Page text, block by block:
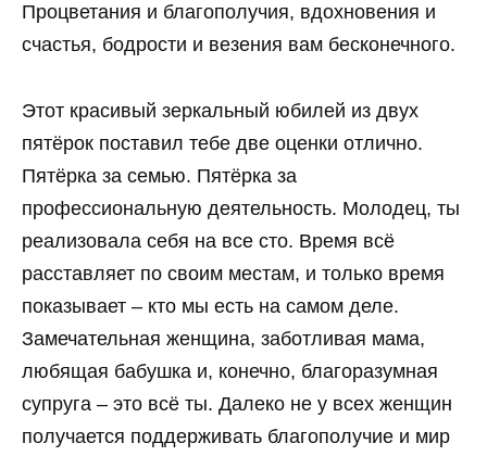
Процветания и благополучия, вдохновения и
счастья, бодрости и везения вам бесконечного.
Этот красивый зеркальный юбилей из двух
пятёрок поставил тебе две оценки отлично.
Пятёрка за семью. Пятёрка за
профессиональную деятельность. Молодец, ты
реализовала себя на все сто. Время всё
расставляет по своим местам, и только время
показывает – кто мы есть на самом деле.
Замечательная женщина, заботливая мама,
любящая бабушка и, конечно, благоразумная
супруга – это всё ты. Далеко не у всех женщин
получается поддерживать благополучие и мир